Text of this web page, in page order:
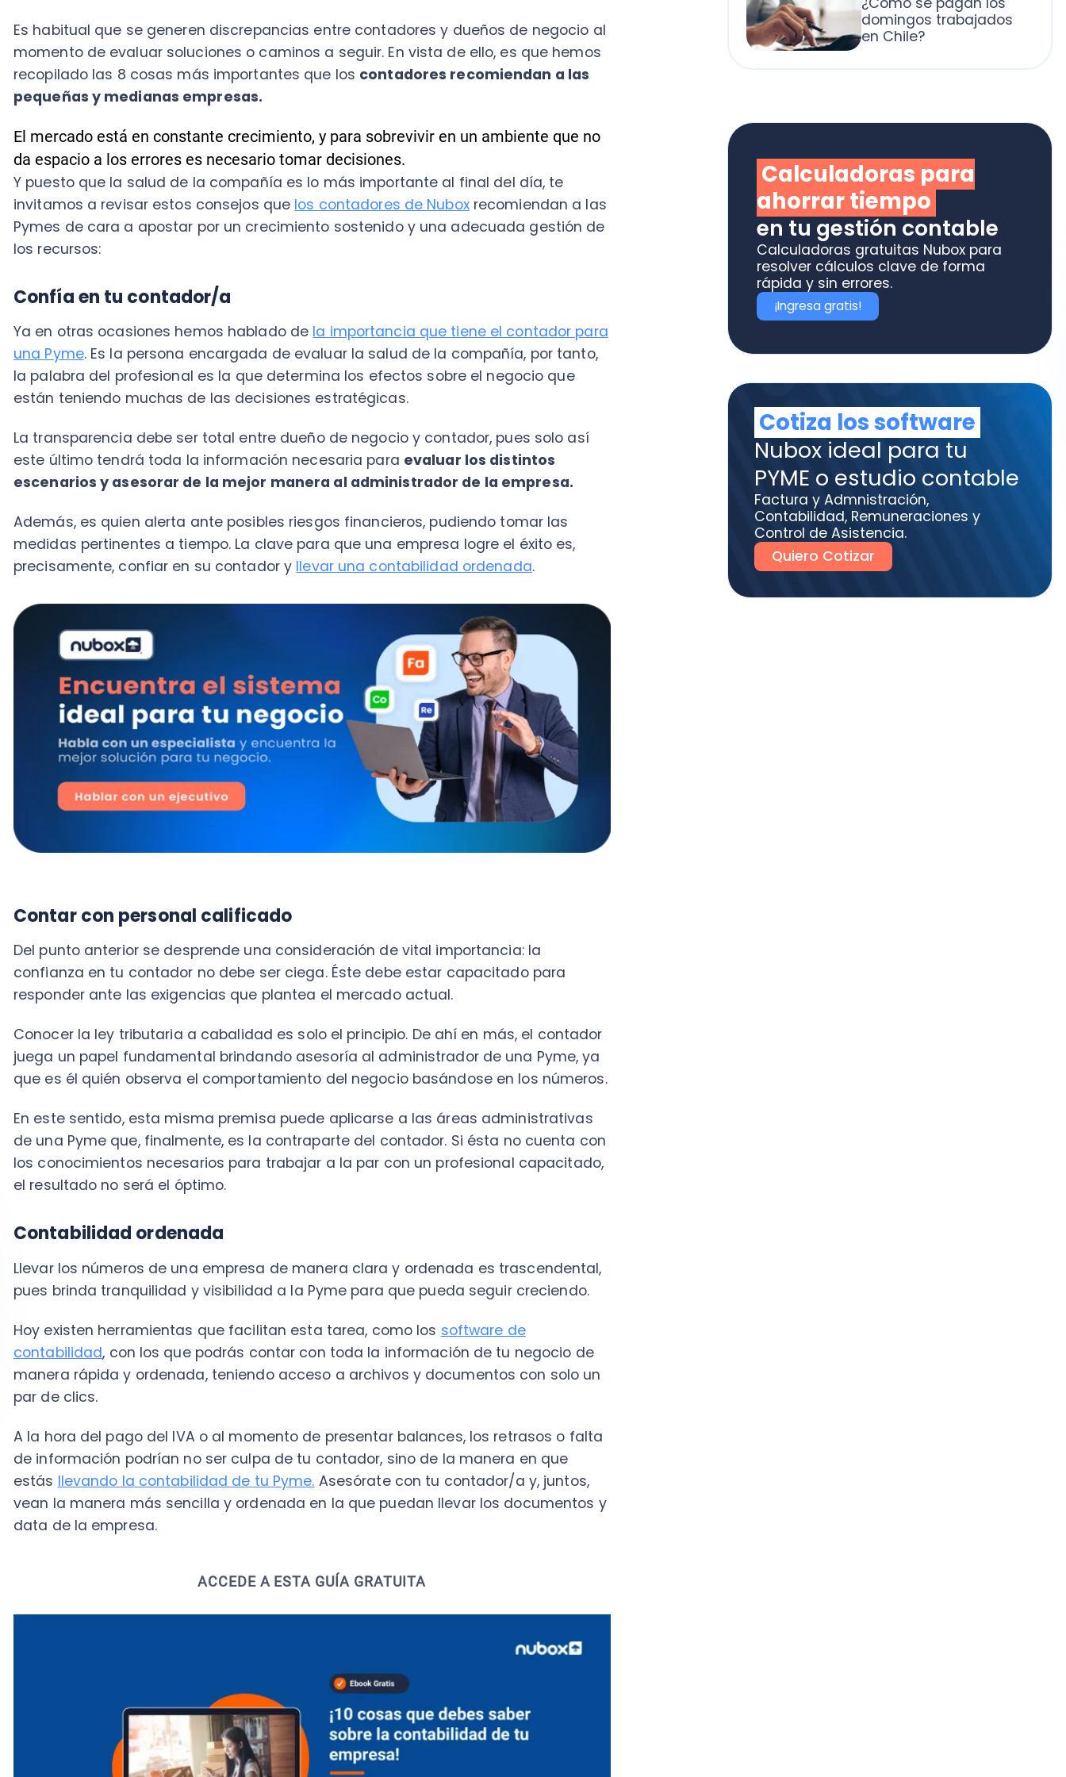
El mercado está en constante crecimiento, y para sobrevivir en un ambiente que no
da espacio a los errores es necesario tomar decisiones.
Y puesto que la salud de la compañía es lo más importante al final del día, te
invitamos a revisar estos consejos que
los contadores de Nubox
Pymes de cara a apostar por un crecimiento sostenido y una adecuada gestión de
los recursos:
Confía en tu contador/a
Ya en otras ocasiones hemos hablado dela importancia que tiene el contador para
una Pyme. Es la persona encargada de evaluar la salud de la compañía, por tanto,
la palabra del profesional es la que determina los efectos sobre el negocio que
La transparencia debe ser total entre dueño de negocio y contador, pues solo así
escenarios y asesorar de la mejor manera al administrador de la empresa.
Además, es quien alerta ante posibles riesgos financieros, pudiendo tomar las
medidas pertinentes a tiempo. La clave para que una empresa logre el éxito es,
Contar con personal calificado
Del punto anterior se desprende una consideración de vital importancia: la
confianza en tu contador no debe ser ciega. Éste debe estar capacitado para
responder ante las exigencias que plantea el mercado actual.
Conocer la ley tributaria a cabalidad es solo el principio. De ahí en más, el contador
En este sentido, esta misma premisa puede aplicarse a las áreas administrativas
de una Pyme que, finalmente, es la contraparte del contador. Si ésta no cuenta con
los conocimientos necesarios para trabajar a la par con un profesional capacitado,
el resultado no será el óptimo.
Contabilidad ordenada
Llevar los números de una empresa de manera clara y ordenada es trascendental,
pues brinda tranquilidad y visibilidad a la Pyme para que pueda seguir creciendo.
Hoy existen herramientas que facilitan esta tarea, como lossoftware de
contabilidad , con los que podrás contar con toda la información de tu negocio de
manera rápida y ordenada, teniendo acceso a archivos y documentos con solo un
par de clics.
de información podrían no ser culpa de tu contador, sino de la manera en que
vean la manera más sencilla y ordenada en la que puedan llevar los documentos y
data de la empresa.
ACCEDE A ESTA GUÍA GRATUITA
Por cada factura emitida, por cada gasto realizado o cobro que se haya hecho, es
necesario actualizar los libros y archivos de la empresa. Esto facilitará la
generación de los balances e informes, en donde suelen presentarse
inconvenientes -precisamente- porque algo no cuadra. ¿Qué hacer en ese
Calculadoras gratuitas Nubox para
resolver cálculos clave de forma
rápida y sin errores.
¡Ingresa gratis!
Cotiza los software
Nubox ideal para tu
PYME o estudio contable
Factura y Admnistración,
Control de Asistencia.
Quiero Cotizar